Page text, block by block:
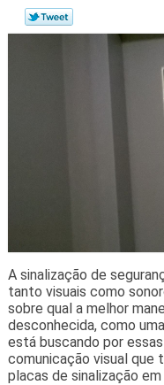
A sinalização de
tanto visuais como
sobre qual a melhor
desconhecida, como
está buscando por
comunicação visual que
placas de sinalização